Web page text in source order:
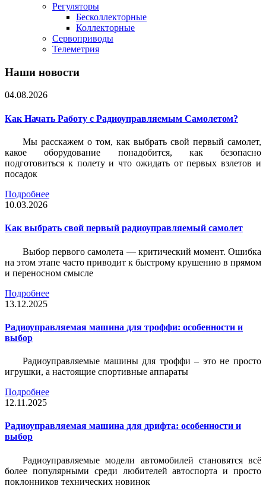
Регуляторы
Бесколлекторные
Коллекторные
Сервоприводы
Телеметрия
Наши новости
04.08.2026
Как Начать Работу с Радиоуправляемым Самолетом?
Мы расскажем о том, как выбрать свой первый самолет,
какое оборудование понадобится, как безопасно
подготовиться к полету и что ожидать от первых взлетов и
посадок
Подробнее
10.03.2026
Как выбрать свой первый радиоуправляемый самолет
Выбор первого самолета — критический момент. Ошибка
на этом этапе часто приводит к быстрому крушению в прямом
и переносном смысле
Подробнее
13.12.2025
Радиоуправляемая машина для троффи: особенности и
выбор
Радиоуправляемые машины для троффи – это не просто
игрушки, а настоящие спортивные аппараты
Подробнее
12.11.2025
Радиоуправляемая машина для дрифта: особенности и
выбор
Радиоуправляемые модели автомобилей становятся всё
более популярными среди любителей автоспорта и просто
поклонников технических новинок